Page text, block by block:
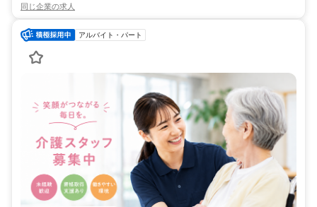
同じ企業の求人
アルバイト・パート